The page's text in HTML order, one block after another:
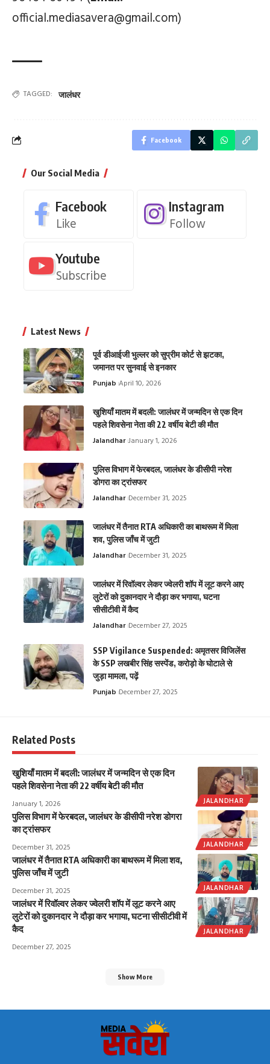
official.mediasavera@gmail.com)
TAGGED: जालंधर
Facebook
Our Social Media
Facebook
Like
Instagram
Follow
Youtube
Subscribe
Latest News
पूर्व डीआईजी भुल्लर को सुप्रीम कोर्ट से झटका,
जमानत पर सुनवाई से इनकार
Punjab April 10, 2026
खुशियाँ मातम में बदली: जालंधर में जन्मदिन से एक दिन
पहले शिवसेना नेता की 22 वर्षीय बेटी की मौत
Jalandhar January 1, 2026
पुलिस विभाग में फेरबदल, जालंधर के डीसीपी नरेश
डोगरा का ट्रांसफर
Jalandhar December 31, 2025
जालंधर में तैनात RTA अधिकारी का बाथरूम में मिला
शव, पुलिस जाँच में जुटी
Jalandhar December 31, 2025
जालंधर में रिवॉल्वर लेकर ज्वेलरी शॉप में लूट करने आए
लुटेरों को दुकानदार ने दौड़ा कर भगाया, घटना
सीसीटीवी में कैद
Jalandhar December 27, 2025
SSP Vigilance Suspended: अमृतसर विजिलेंस
के SSP लखबीर सिंह सस्पेंड, करोड़ो के घोटाले से
जुड़ा मामला, पढ़ें
Punjab December 27, 2025
Related Posts
JALANDHAR
खुशियाँ मातम में बदली: जालंधर में जन्मदिन से एक दिन
पहले शिवसेना नेता की 22 वर्षीय बेटी की मौत
January 1, 2026
JALANDHAR
पुलिस विभाग में फेरबदल, जालंधर के डीसीपी नरेश डोगरा
का ट्रांसफर
December 31, 2025
JALANDHAR
जालंधर में तैनात RTA अधिकारी का बाथरूम में मिला शव,
पुलिस जाँच में जुटी
December 31, 2025
JALANDHAR
जालंधर में रिवॉल्वर लेकर ज्वेलरी शॉप में लूट करने आए
लुटेरों को दुकानदार ने दौड़ा कर भगाया, घटना सीसीटीवी में
कैद
December 27, 2025
Show More